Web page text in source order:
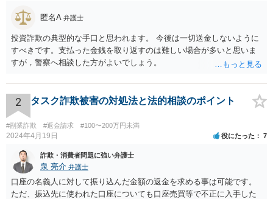
匿名A 弁護士
投資詐欺の典型的な手口と思われます。 今後は一切送金しないように
すべきです。支払った金銭を取り返すのは難しい場合が多いと思いま
すが，警察へ相談した方がよいでしょう。
2 タスク詐欺被害の対処法と法的相談のポイント
#副業詐欺 #返金請求 #100〜200万円未満
2024年4月19日 役にたった 7
詐欺・消費者問題に強い弁護士
泉 亮介 弁護士
口座の名義人に対して振り込んだ金額の返金を求める事は可能です。
ただ、振込先に使われた口座についても口座売買等で不正に入手した